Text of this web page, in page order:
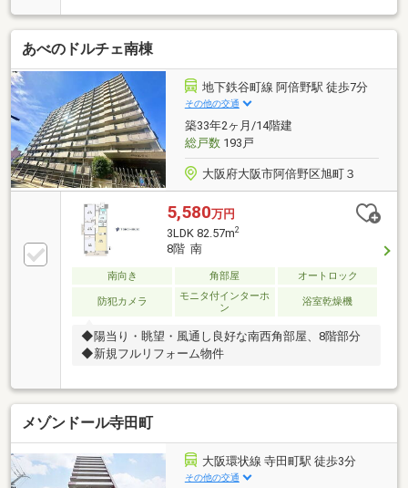
あべのドルチェ南棟
地下鉄谷町線 阿倍野駅 徒歩7分
その他の交通
築33年2ヶ月/14階建
総戸数193戸
大阪府大阪市阿倍野区旭町３
5,580万円
3LDK 82.57m2
8階 南
南向き 角部屋 オートロック
防犯カメラ
モニタ付インターホ
ン
浴室乾燥機
◆陽当り・眺望・風通し良好な南西角部屋、8階部分
◆新規フルリフォーム物件
メゾンドール寺田町
大阪環状線 寺田町駅 徒歩3分
その他の交通